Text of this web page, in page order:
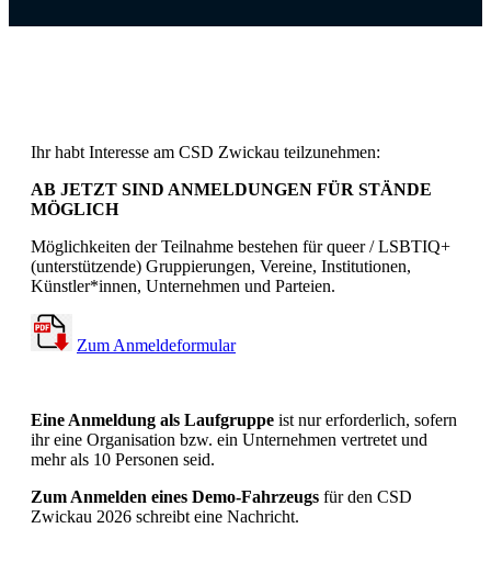
Ihr habt Interesse am CSD Zwickau teilzunehmen:
AB JETZT SIND ANMELDUNGEN FÜR STÄNDE
MÖGLICH
Möglichkeiten der Teilnahme bestehen für queer / LSBTIQ+
(unterstützende) Gruppierungen, Vereine, Institutionen,
Künstler*innen, Unternehmen und Parteien.
Zum Anmeldeformular
Eine Anmeldung als Laufgruppe ist nur erforderlich, sofern
ihr eine Organisation bzw. ein Unternehmen vertretet und
mehr als 10 Personen seid.
Zum Anmelden eines Demo-Fahrzeugs für den CSD
Zwickau 2026 schreibt eine Nachricht.